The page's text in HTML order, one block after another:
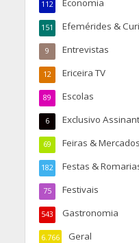
Economia
112
Efemérides &
151
Entrevistas
9
Ericeira TV
12
Escolas
89
Exclusivo
6
Feiras & Mercados
69
Festas &
182
Festivais
75
Gastronomia
543
Geral
6.766